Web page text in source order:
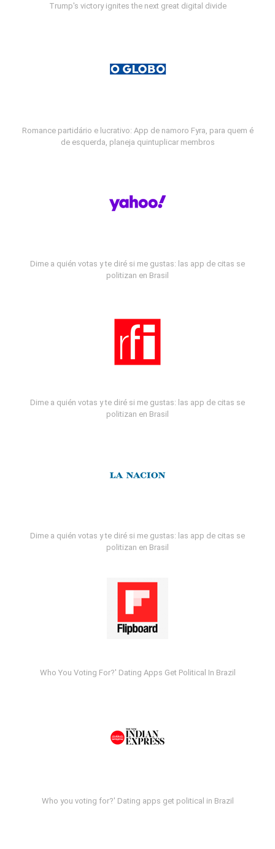
Trump's victory ignites the next great digital divide
Romance partidário e lucrativo: App de namoro Fyra, para quem é
de esquerda, planeja quintuplicar membros
Dime a quién votas y te diré si me gustas: las app de citas se
politizan en Brasil
Dime a quién votas y te diré si me gustas: las app de citas se
politizan en Brasil
Dime a quién votas y te diré si me gustas: las app de citas se
politizan en Brasil
Who You Voting For?' Dating Apps Get Political In Brazil
Who you voting for?' Dating apps get political in Brazil